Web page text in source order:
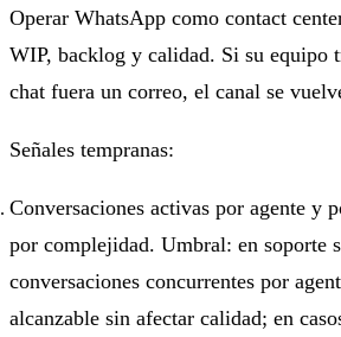
Operar WhatsApp como contact
WIP, backlog y calidad. Si su equipo
chat fuera un correo, el canal se
Señales tempranas:
Conversaciones activas por agente y
por complejidad. Umbral: en soporte
conversaciones concurrentes por
alcanzable sin afectar calidad; en